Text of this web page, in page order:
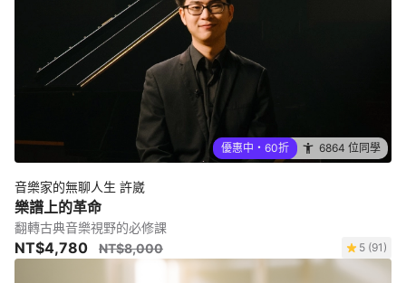
優惠中・60折 6864 位同學
音樂家的無聊人生 許崴
樂譜上的革命
翻轉古典音樂視野的必修課
NT$4,780 NT$8,000 5 (91)